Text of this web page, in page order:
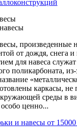
произведенные
от дождя, снега
для навеса
поликарбоната,
каркасы, не
среды в
ценно...
и навесы от 15000